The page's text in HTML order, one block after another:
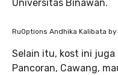
Universitas Binawan.
RuOptions Andhika Kalibata by
Selain itu, kost ini
Pancoran, Cawang,